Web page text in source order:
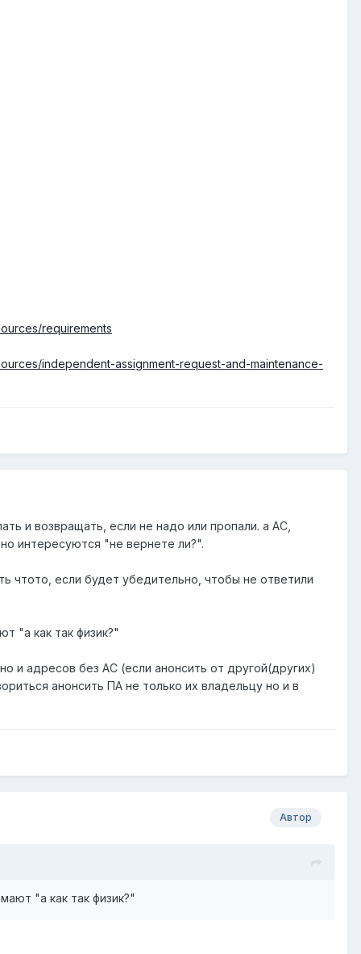
requirements
independent-assignment-request-and-maintenance-
и возвращать, если не надо или пропали. а АС,
интересуются "не вернете ли?".
чтото, если будет убедительно, чтобы не ответили
"а как так физик?"
и адресов без АС (если анонсить от другой(других)
анонсить ПА не только их владельцу но и в
Автор
"а как так физик?"